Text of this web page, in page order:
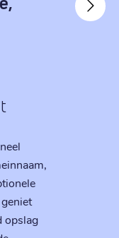
opslag